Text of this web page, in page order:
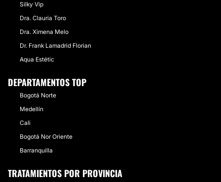
Silky Vip
Dra. Clauria Toro
Dra. Ximena Melo
Dr. Frank Lamadrid Florian
Aqua Estétic
DEPARTAMENTOS TOP
Bogotá Norte
Medellín
Cali
Bogotá Nor Oriente
Barranquilla
TRATAMIENTOS POR PROVINCIA